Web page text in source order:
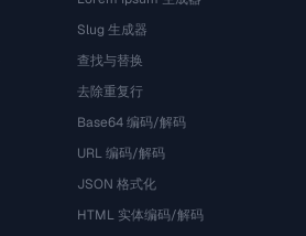
Slug 生成器
查找与替换
去除重复行
Base64 编码/解码
URL 编码/解码
JSON 格式化
HTML 实体编码/解码